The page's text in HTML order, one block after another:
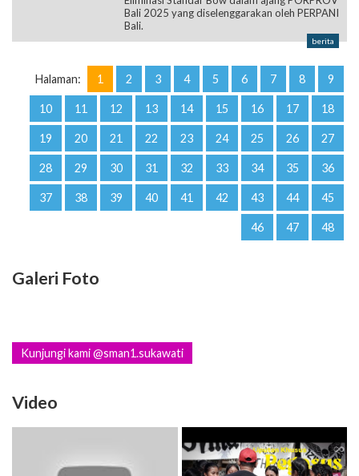
Bali 2025 yang diselenggarakan oleh PERPANI
Bali.
berita
Halaman: 1 2 3 4 5 6 7 8 9
10 11 12 13 14 15 16 17 18
19 20 21 22 23 24 25 26 27
28 29 30 31 32 33 34 35 36
37 38 39 40 41 42 43 44 45
46 47 48
Galeri Foto
Kunjungi kami @sman1.sukawati
Video